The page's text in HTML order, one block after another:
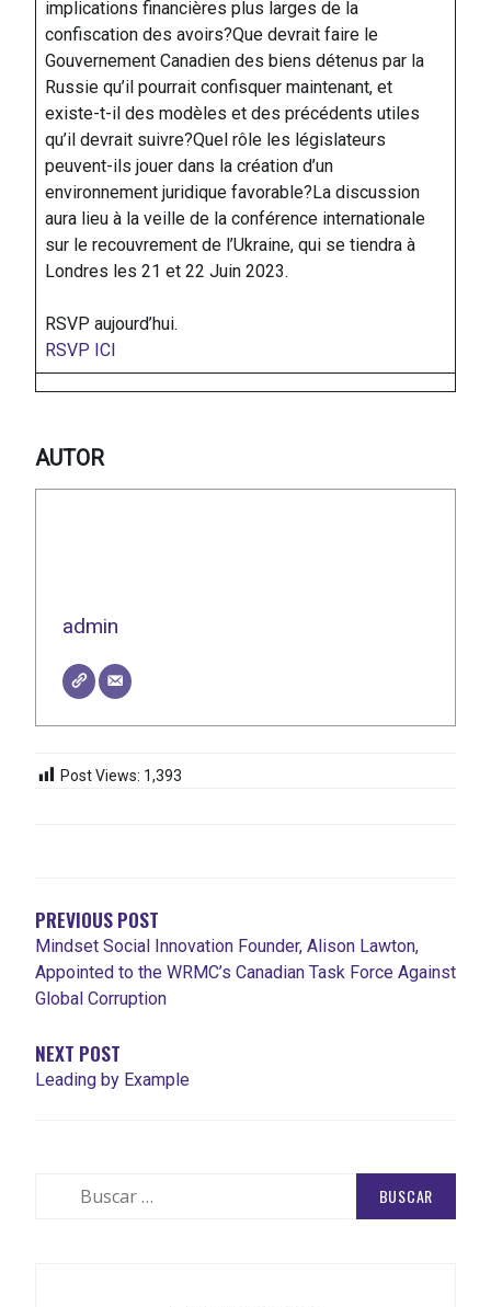
implications financières plus larges de la
confiscation des avoirs?Que devrait faire le
Gouvernement Canadien des biens détenus par la
Russie qu’il pourrait confisquer maintenant, et
existe-t-il des modèles et des précédents utiles
qu’il devrait suivre?Quel rôle les législateurs
peuvent-ils jouer dans la création d’un
environnement juridique favorable?La discussion
aura lieu à la veille de la conférence internationale
sur le recouvrement de l’Ukraine, qui se tiendra à
Londres les 21 et 22 Juin 2023.
RSVP aujourd’hui.
RSVP ICI
AUTOR
admin
Post Views: 1,393
ENTRADAS
PREVIOUS POST
Mindset Social Innovation Founder, Alison Lawton,
Appointed to the WRMC’s Canadian Task Force Against
Global Corruption
NEXT POST
Leading by Example